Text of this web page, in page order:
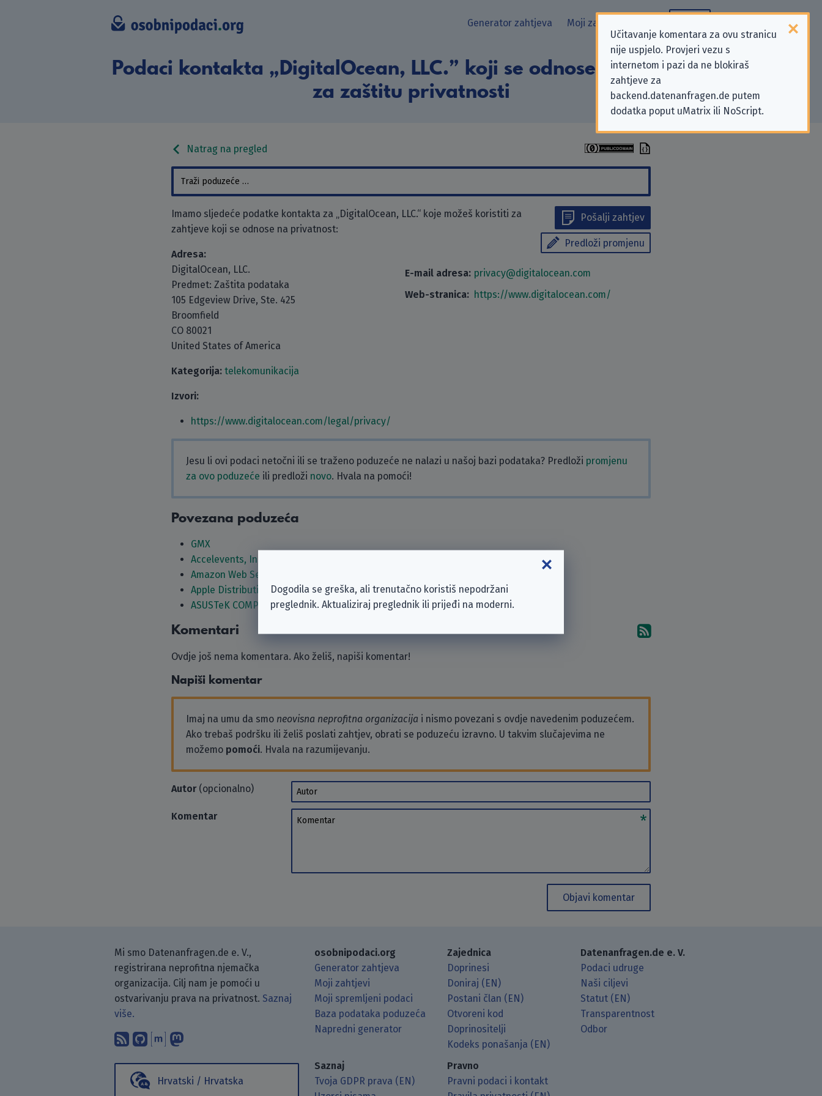
Učitavanje komentara za ovu stranicu
nije uspjelo. Provjeri vezu s
internetom i pazi da ne blokiraš
zahtjeve za
backend.datenanfragen.de putem
dodatka poput uMatrix ili NoScript.
Generator zahtjeva Moji zahtjevi
Podaci kontakta „DigitalOcean, LLC.” koji se odnose na zahtjeve
za zaštitu privatnosti
Natrag na pregled
Pošalji zahtjev
Predloži promjenu
Imamo sljedeće podatke kontakta za „DigitalOcean, LLC.“ koje možeš koristiti za
zahtjeve koji se odnose na privatnost:
Adresa:
DigitalOcean, LLC.
Predmet: Zaštita podataka
105 Edgeview Drive, Ste. 425
Broomfield
CO 80021
United States of America
E-mail adresa: privacy@digitalocean.com
Web-stranica: https://www.digitalocean.com/
Kategorija: telekomunikacija
Izvori:
https://www.digitalocean.com/legal/privacy/
Jesu li ovi podaci netočni ili se traženo poduzeće ne nalazi u našoj bazi podataka? Predloži promjenu
za ovo poduzeće ili predloži novo. Hvala na pomoći!
Povezana poduzeća
GMX
Accelevents, Inc.
Amazon Web Services EMEA SARL
Apple Distribution International Ltd.
ASUSTeK COMPUTER INC.
Komentari Pretplati se na komentare
Ovdje još nema komentara. Ako želiš, napiši komentar!
Napiši komentar
Imaj na umu da smo neovisna neprofitna organizacija i nismo povezani s ovdje navedenim poduzećem.
Ako trebaš podršku ili želiš poslati zahtjev, obrati se poduzeću izravno. U takvim slučajevima ne
možemo pomoći. Hvala na razumijevanju.
Autor(opcionalno) Autor
Komentar Komentar
Objavi komentar
Mi smo Datenanfragen.de e. V.,
registrirana neprofitna njemačka
organizacija. Cilj nam je pomoći u
ostvarivanju prava na privatnost. Saznaj
više.
Pretplati se na naš blog koristeći RSS čitač.
Pronađi nas na GitHubu.
Raspravljaj s nama putem Matrixa.
Prati nas na Mastodonu.
Hrvatski / Hrvatska
osobnipodaci.org
Generator zahtjeva
Moji zahtjevi
Moji spremljeni podaci
Baza podataka poduzeća
Napredni generator
Zajednica
Doprinesi
Doniraj (EN)
Postani član (EN)
Otvoreni kod
Doprinositelji
Kodeks ponašanja (EN)
Datenanfragen.de e. V.
Podaci udruge
Naši ciljevi
Statut (EN)
Transparentnost
Odbor
Saznaj
Tvoja GDPR prava (EN)
Pravno
Pravni podaci i kontakt
Dogodila se greška, ali trenutačno koristiš nepodržani
preglednik. Aktualiziraj preglednik ili prijeđi na moderni.